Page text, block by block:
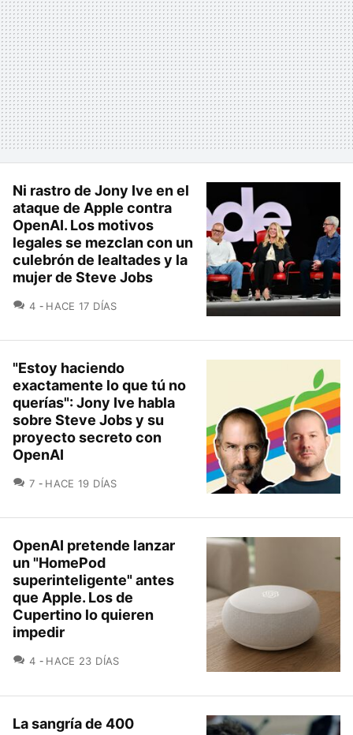
Ni rastro de Jony Ive en el
ataque de Apple contra
OpenAI. Los motivos
legales se mezclan con un
culebrón de lealtades y la
mujer de Steve Jobs
4 COMENTARIOS
HACE 17 DÍAS
"Estoy haciendo
exactamente lo que tú no
querías": Jony Ive habla
sobre Steve Jobs y su
proyecto secreto con
OpenAI
7 COMENTARIOS
HACE 19 DÍAS
OpenAI pretende lanzar
un "HomePod
superinteligente" antes
que Apple. Los de
Cupertino lo quieren
impedir
4 COMENTARIOS
HACE 23 DÍAS
La sangría de 400